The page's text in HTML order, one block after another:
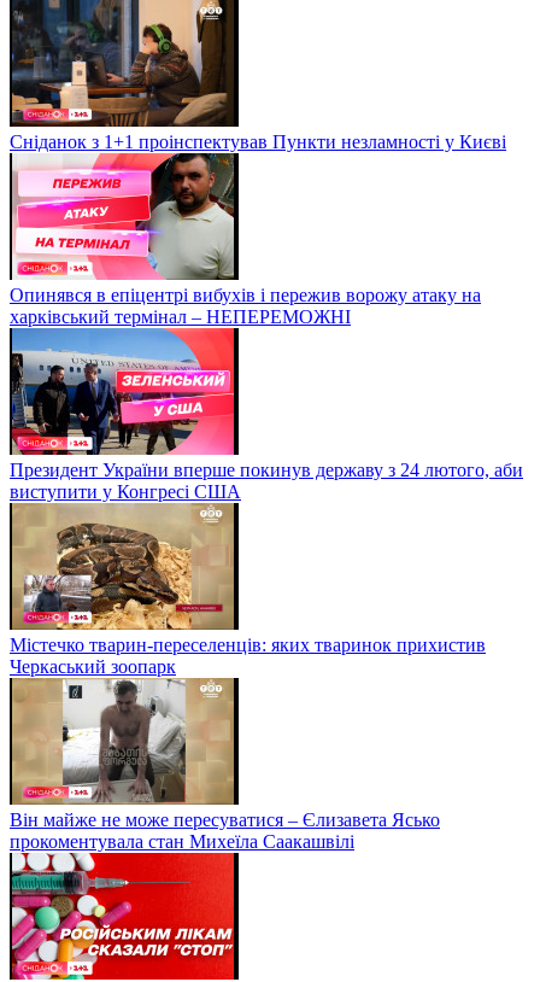
Сніданок з 1+1 проінспектував Пункти незламності у Києві
Опинявся в епіцентрі вибухів і пережив ворожу атаку на
харківський термінал – НЕПЕРЕМОЖНІ
Президент України вперше покинув державу з 24 лютого, аби
виступити у Конгресі США
Містечко тварин-переселенців: яких тваринок прихистив
Черкаський зоопарк
Він майже не може пересуватися – Єлизавета Ясько
прокоментувала стан Михеїла Саакашвілі